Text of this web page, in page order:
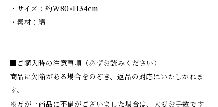
・サイズ：約W80×H34cm
・素材：綿
■ご購入時の注意事項（必ずお読みください）
商品に欠陥がある場合をのぞき、返品の対応はいたしかねま
す。
※万が一商品に不備がございました場合は、大変お手数です